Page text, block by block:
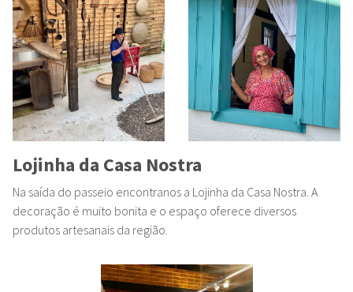
Lojinha da Casa Nostra
Na saída do passeio encontranos a Lojinha da Casa Nostra. A
decoração é muito bonita e o espaço oferece diversos
produtos artesanais da região.